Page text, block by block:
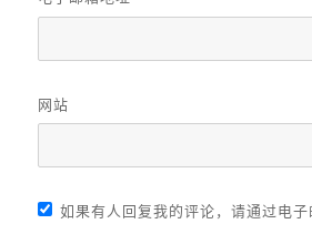
网站
如果有人回复我的评论，请通过电子